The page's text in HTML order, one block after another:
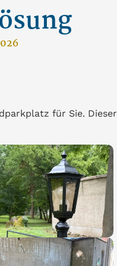
für Sie. Dieser